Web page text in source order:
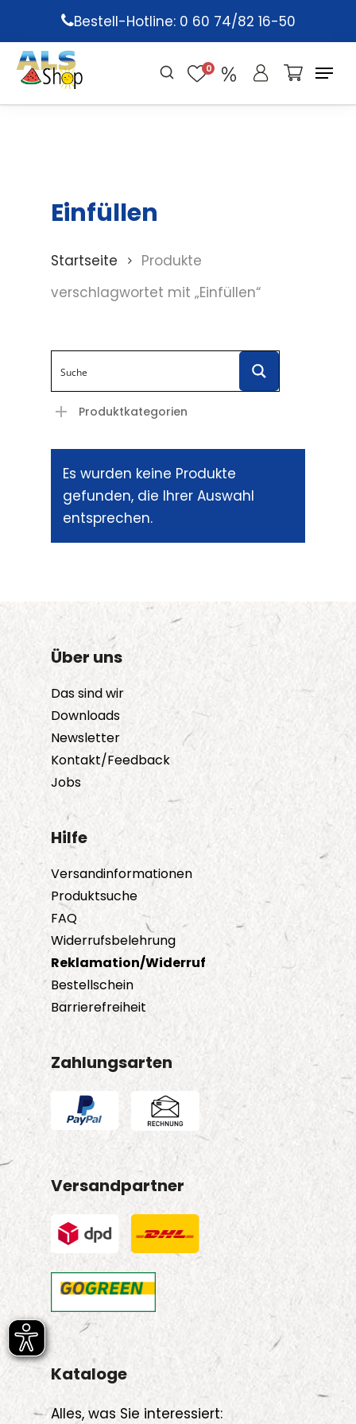
main
content
Bestell-Hotline: 0 60 74/82 16-50
0
Einfüllen
Startseite
Produkte
verschlagwortet mit „Einfüllen“
Produktkategorien
Es wurden keine Produkte
gefunden, die Ihrer Auswahl
entsprechen.
Über uns
Das sind wir
Downloads
Newsletter
Kontakt/Feedback
Jobs
Hilfe
Versandinformationen
Produktsuche
FAQ
Widerrufsbelehrung
Reklamation/Widerruf
Bestellschein
Barrierefreiheit
Zahlungsarten
Versandpartner
Kataloge
Alles, was Sie interessiert: